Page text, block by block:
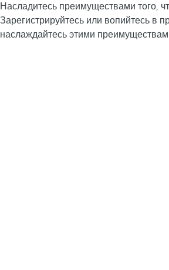
Насладитесь преимуществами того,
Зарегистрируйтесь или вопийтесь в
наслаждайтесь этими